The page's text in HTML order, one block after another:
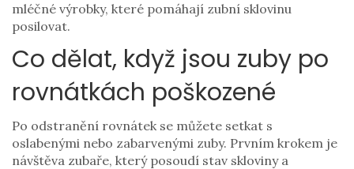
mléčné výrobky, které pomáhají zubní sklovinu
posilovat.
Co dělat, když jsou zuby po
rovnátkách poškozené
Po odstranění rovnátek se můžete setkat s
oslabenými nebo zabarvenými zuby. Prvním krokem je
návštěva zubaře, který posoudí stav skloviny a